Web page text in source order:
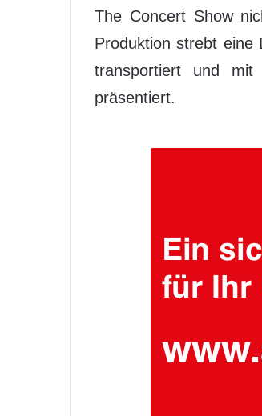
The Concert Show
Produktion strebt eine
transportiert und mit
präsentiert.